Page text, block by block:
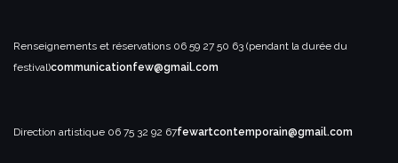
Renseignements et réservations 06 59 27 50 63 (pendant la durée du
festival)communicationfew@gmail.com
Direction artistique 06 75 32 92 67fewartcontemporain@gmail.com